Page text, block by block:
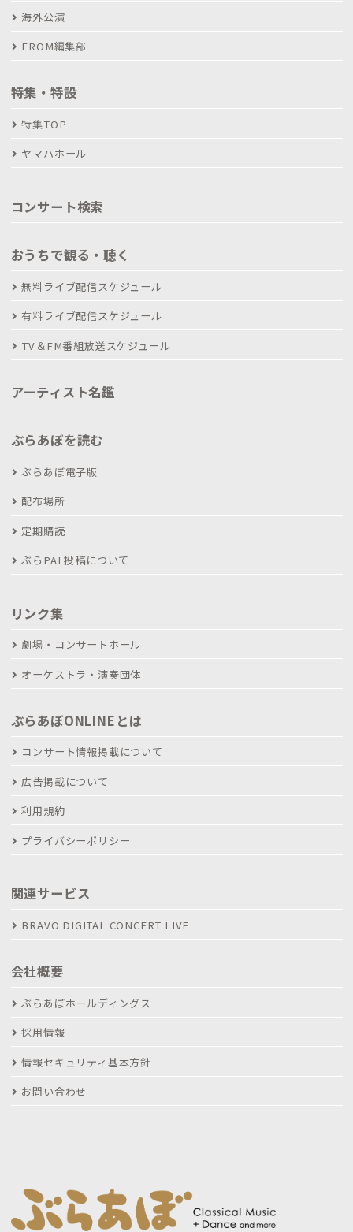
海外公演
FROM編集部
特集・特設
特集TOP
ヤマハホール
コンサート検索
おうちで観る・聴く
無料ライブ配信スケジュール
有料ライブ配信スケジュール
TV＆FM番組放送スケジュール
アーティスト名鑑
ぶらあぼを読む
ぶらあぼ電子版
配布場所
定期購読
ぶらPAL投稿について
リンク集
劇場・コンサートホール
オーケストラ・演奏団体
ぶらあぼONLINEとは
コンサート情報掲載について
広告掲載について
利用規約
プライバシーポリシー
関連サービス
BRAVO DIGITAL CONCERT LIVE
会社概要
ぶらあぼホールディングス
採用情報
情報セキュリティ基本方針
お問い合わせ